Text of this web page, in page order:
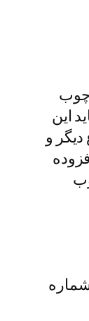
چوب
این
و
شماره